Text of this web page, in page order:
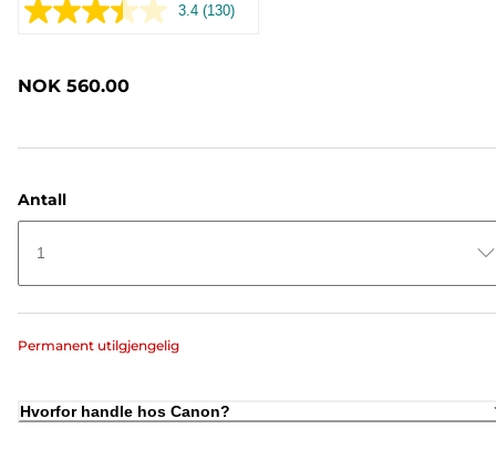
3.4 Les
(130)
NOK 560.00
Antall
1
Permanent utilgjengelig
Hvorfor handle hos Canon?